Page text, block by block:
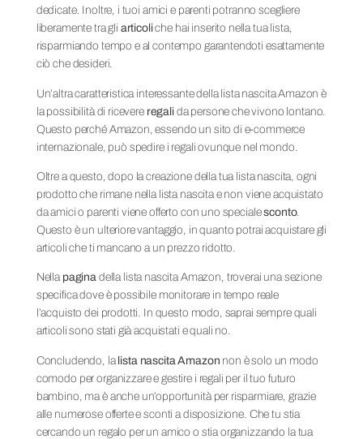
dedicate. Inoltre, i tuoi amici e parenti potranno scegliere
liberamente tra gli articoliche hai inserito nella tua lista,
risparmiando tempo e al contempo garantendoti esattamente
ciò che desideri.
Un’altra caratteristica interessante della lista nascita Amazon è
la possibilità di ricevere regalida persone che vivono lontano.
Questo perché Amazon, essendo un sito di e-commerce
internazionale, può spedire i regali ovunque nel mondo.
Oltre a questo, dopo la creazione della tua lista nascita, ogni
prodotto che rimane nella lista nascita e non viene acquistato
da amici o parenti viene offerto con uno specialesconto.
Questo è un ulteriore vantaggio, in quanto potrai acquistare gli
articoli che ti mancano a un prezzo ridotto.
Nella pagina della lista nascita Amazon, troverai una sezione
specifica dove è possibile monitorare in tempo reale
l’acquisto dei prodotti. In questo modo, saprai sempre quali
articoli sono stati già acquistati e quali no.
Concludendo, la lista nascita Amazon non è solo un modo
comodo per organizzare e gestire i regali per il tuo futuro
bambino, ma è anche un’opportunità per risparmiare, grazie
alle numerose offerte e sconti a disposizione. Che tu stia
cercando un regalo per un amico o stia organizzando la tua